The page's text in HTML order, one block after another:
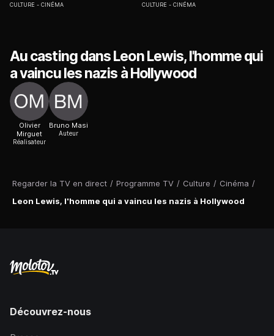
Regarder la TV en direct / Programme TV / Culture / Cinéma /
Leon Lewis, l'homme qui a vaincu les nazis à Hollywood
CULTURE CINÉMA CULTURE CINÉMA
Au casting dans Leon Lewis, l'homme qui
a vaincu les nazis à Hollywood
Olivier
Mirguet
Réalisateur
Bruno Masi
Auteur
Découvrez-nous